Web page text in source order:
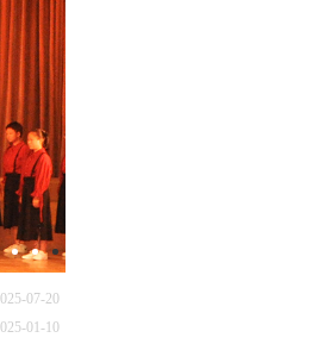
03-31
12-10
07-20
01-10